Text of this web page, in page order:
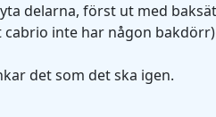
delarna, först ut med
inte har någon
det som det ska igen.